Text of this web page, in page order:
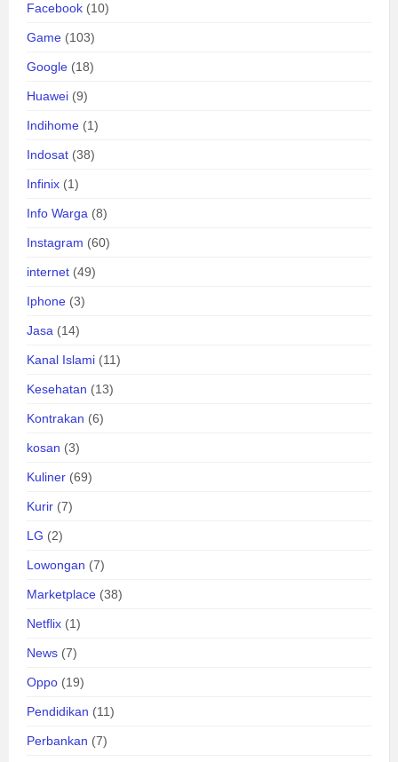
Facebook (10)
Game (103)
Google (18)
Huawei (9)
Indihome (1)
Indosat (38)
Infinix (1)
Info Warga (8)
Instagram (60)
internet (49)
Iphone (3)
Jasa (14)
Kanal Islami (11)
Kesehatan (13)
Kontrakan (6)
kosan (3)
Kuliner (69)
Kurir (7)
LG (2)
Lowongan (7)
Marketplace (38)
Netflix (1)
News (7)
Oppo (19)
Pendidikan (11)
Perbankan (7)